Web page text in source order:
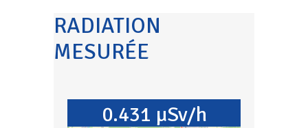
RADIATION
MESURÉE
0.431 µSv/h